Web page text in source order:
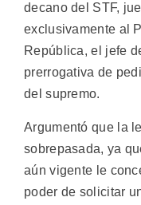
decano del STF,
exclusivamente al
República, el jefe
prerrogativa de
del supremo.
Argumentó que la
sobrepasada, ya
aún vigente le
poder de solicitar